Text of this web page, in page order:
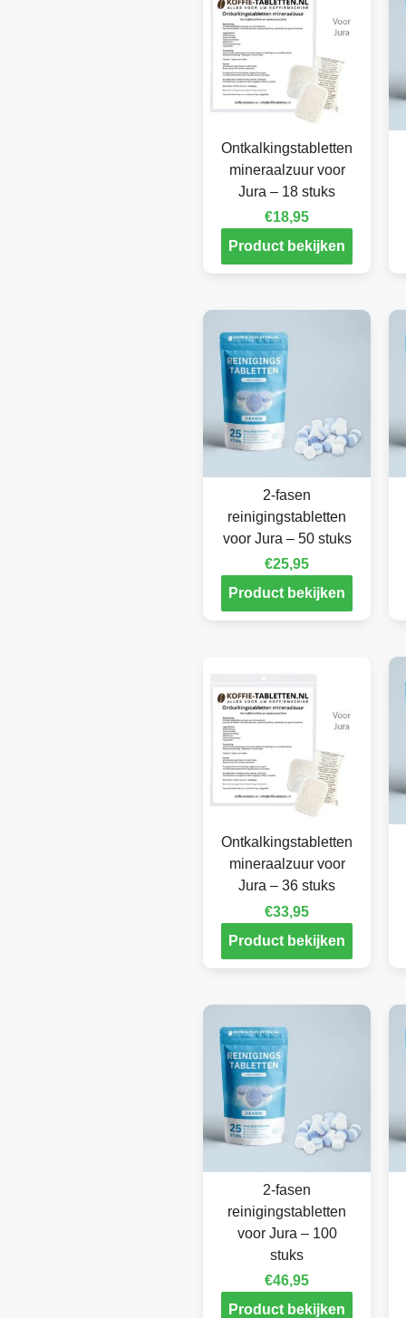
Ontkalkingstabletten
mineraalzuur voor
Jura – 18 stuks
€18,95
Product bekijken
2-fasen
reinigingstabletten
voor Jura – 50 stuks
€25,95
Product bekijken
Ontkalkingstabletten
mineraalzuur voor
Jura – 36 stuks
€33,95
Product bekijken
2-fasen
reinigingstabletten
voor Jura – 100
stuks
€46,95
Product bekijken